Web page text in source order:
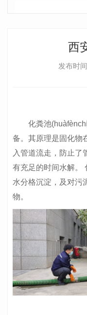
西
发布时
化粪池(huàfènchí)
备。其原理是固化物
入管道流走，防止了
有充足的时间水解。
水分格沉淀，及对污
物。